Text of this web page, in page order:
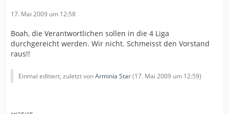
17. Mai 2009 um 12:58
Boah, die Verantwortlichen sollen in die 4 Liga
durchgereicht werden. Wir nicht. Schmeisst den Vorstand
raus!!
Einmal editiert, zuletzt vonArminia Star(17. Mai 2009 um 12:59)